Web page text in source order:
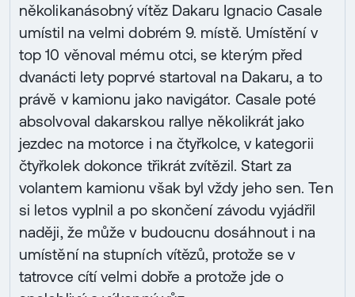
několikanásobný vítěz Dakaru Ignacio Casale
umístil na velmi dobrém 9. místě. Umístění v
top 10 věnoval mému otci, se kterým před
dvanácti lety poprvé startoval na Dakaru, a to
právě v kamionu jako navigátor. Casale poté
absolvoval dakarskou rallye několikrát jako
jezdec na motorce i na čtyřkolce, v kategorii
čtyřkolek dokonce třikrát zvítězil. Start za
volantem kamionu však byl vždy jeho sen. Ten
si letos vyplnil a po skončení závodu vyjádřil
naději, že může v budoucnu dosáhnout i na
umístění na stupních vítězů, protože se v
tatrovce cítí velmi dobře a protože jde o